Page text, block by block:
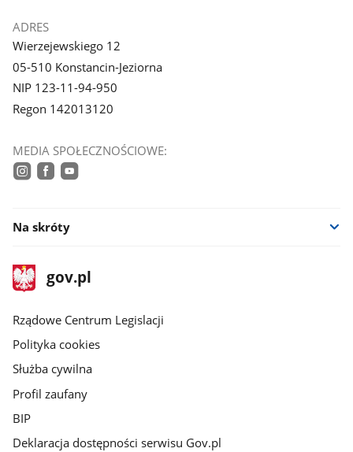
ADRES
Wierzejewskiego 12
05-510 Konstancin-Jeziorna
NIP 123-11-94-950
Regon 142013120
MEDIA SPOŁECZNOŚCIOWE:
Na skróty
stopka
gov.plStrona
gov.pl
Rządowe Centrum Legislacji
Polityka cookies
Służba cywilna
Profil zaufany
BIP
Deklaracja dostępności serwisu Gov.pl